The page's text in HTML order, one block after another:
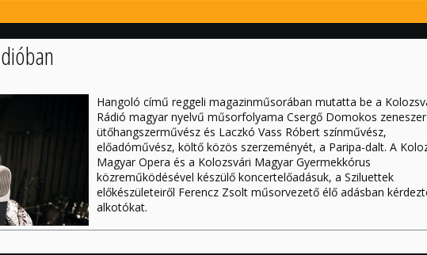
beszélgetésben szó esik a kolozsvári színházi életről, a hitről,
meg a közéleti kérdések a színpadon, illetve milyen szerepe van a kultúrának
Hangoló című reggeli magazinműsorában mutatta be a
Rádió magyar nyelvű műsorfolyama Csergő Domokos
ütőhangszerművész és Laczkó Vass Róbert színművész,
előadóművész, költő közös szerzeményét, a Paripa-dalt. A
Magyar Opera és a Kolozsvári Magyar Gyermekkórus
közreműködésével készülő koncertelőadásuk, a Sziluettek
előkészületeiről Ferencz Zsolt műsorvezető élő adásban
alkotókat.
A Mikulás-napi rádióadás felvétele, benne a Paripa-dallal itt